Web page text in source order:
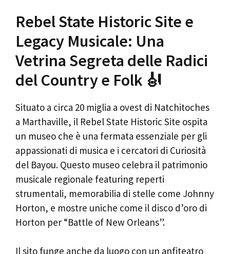
Rebel State Historic Site e
Legacy Musicale: Una
Vetrina Segreta delle Radici
del Country e Folk 🎻
Situato a circa 20 miglia a ovest di Natchitoches
a Marthaville, il Rebel State Historic Site ospita
un museo che è una fermata essenziale per gli
appassionati di musica e i cercatori di Curiosità
del Bayou. Questo museo celebra il patrimonio
musicale regionale featuring reperti
strumentali, memorabilia di stelle come Johnny
Horton, e mostre uniche come il disco d’oro di
Horton per “Battle of New Orleans”.
Il sito funge anche da luogo con un anfiteatro